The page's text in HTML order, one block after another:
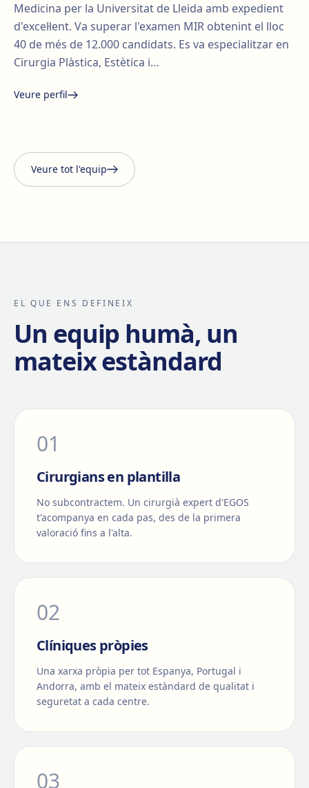
Medicina per la Universitat de Lleida amb expedient
d'excel·lent. Va superar l'examen MIR obtenint el lloc
40 de més de 12.000 candidats. Es va especialitzar en
Cirurgia Plàstica, Estètica i…
Veure perfil
Veure tot l'equip
EL QUE ENS DEFINEIX
Un equip humà, un
mateix estàndard
01
Cirurgians en plantilla
No subcontractem. Un cirurgià expert d'EGOS
t'acompanya en cada pas, des de la primera
valoració fins a l'alta.
02
Clíniques pròpies
Una xarxa pròpia per tot Espanya, Portugal i
Andorra, amb el mateix estàndard de qualitat i
seguretat a cada centre.
03